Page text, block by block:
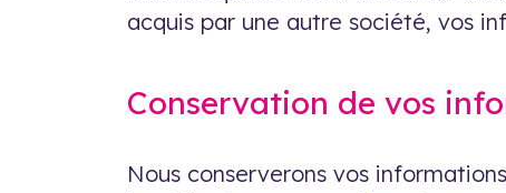
acquis par une autre société, vos
Conservation de vos
Nous conserverons vos